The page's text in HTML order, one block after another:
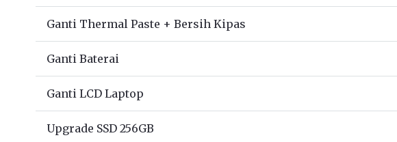
Ganti Thermal Paste + Bersih Kipas
Ganti Baterai
Ganti LCD Laptop
Upgrade SSD 256GB